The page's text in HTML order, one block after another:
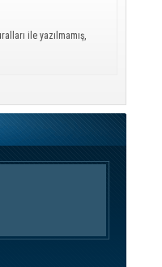
ile yazılmamış,